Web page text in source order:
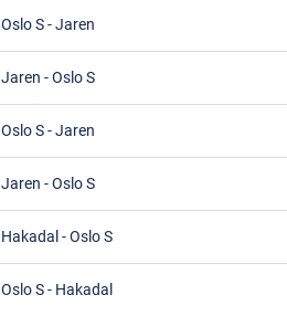
Oslo S-Jaren
Jaren -Oslo S
Oslo S-Jaren
Jaren -Oslo S
Hakadal -Oslo S
Oslo S- Hakadal